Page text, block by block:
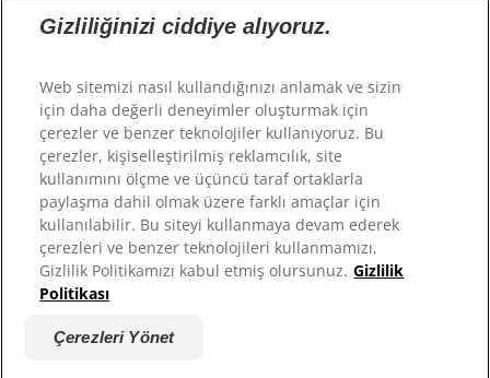
Hesap
Kaynaklar
Bize Ulaşın
Site Haritası
Sitelerimiz
Hill’s’in Veteriner Hekimi
Barınak Ortakları
Gizliliğinizi ciddiye alıyoruz.
Web sitemizi nasıl kullandığınızı anlamak ve sizin
için daha değerli deneyimler oluşturmak için
çerezler ve benzer teknolojiler kullanıyoruz. Bu
çerezler, kişiselleştirilmiş reklamcılık, site
kullanımını ölçme ve üçüncü taraf ortaklarla
paylaşma dahil olmak üzere farklı amaçlar için
kullanılabilir. Bu siteyi kullanmaya devam ederek
çerezleri ve benzer teknolojileri kullanmamızı,
Gizlilik Politikamızı kabul etmiş olursunuz. Gizlilik
Politikası
Çerezleri Yönet